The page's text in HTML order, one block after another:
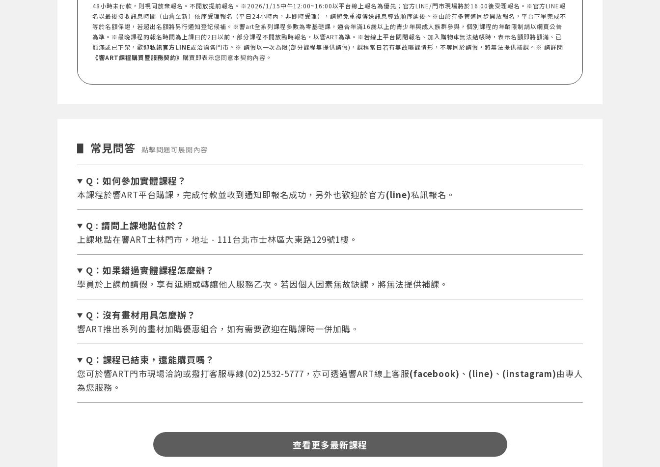
您將收到一封Email，請依照信件中的指示重新登入。
系統偵測到您的帳號重複登入，
48小時未付款，則視同放棄報名。不開放提前報名。※2026/1/15中午12:00~16:00以平台線上報名為優先；官方LINE/門市現場將於16:00後受理報名。※官方LINE報
名以最後接收訊息時間（由舊至新）依序受理報名（平日24小時內，非即時受理），請避免重複傳送訊息導致順序延後。※由於有多管道同步開放報名，平台下單完成不
等於名額保證，若超出名額將另行通知登記候補。※響art全系列課程多數為零基礎課，適合年滿16歲以上的青少年與成人族群參與，個別課程的年齡限制請以網頁公告
為準。※最晚課程的報名時間為上課日的2日以前，部分課程不開放臨時報名，以響ART為準。※若線上平台關閉報名、加入購物車無法結帳時，表示名額即將額滿、已
額滿或已下架，歡迎私訊官方LINE或洽詢各門市。※ 請假以一次為限(部分課程無提供請假)，課程當日若有無故曠課情形，不等同於請假，將無法提供補課。※ 請詳閱
《響ART課程購買暨服務契約》 購買即表示您同意本契約內容。
▋ 常見問答 點擊問題可展開內容
Q：如何參加實體課程？
本課程於響ART平台購課，完成付款並收到通知即報名成功，另外也歡迎於官方(line)私訊報名。
Q : 請問上課地點位於？
上課地點在響ART士林門市，地址 - 111台北市士林區大東路129號1樓。
Q：如果錯過實體課程怎麼辦？
學員於上課前請假，享有延期或轉讓他人服務乙次。若因個人因素無故缺課，將無法提供補課。
Q：沒有畫材用具怎麼辦？
響ART推出系列的畫材加購優惠組合，如有需要歡迎在購課時一併加購。
Q：課程已結束，還能購買嗎？
您可於響ART門市現場洽詢或撥打客服專線(02)2532-5777，亦可透過響ART線上客服(facebook) 、 (line) 、 (instagram)由專人
為您服務。
查看更多最新課程